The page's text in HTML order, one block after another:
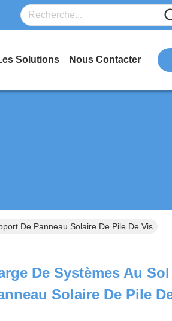
Solutions Nous Contacter
De Panneau Solaire De Pile De Vis
De Systèmes Au Sol
Solaire De Pile